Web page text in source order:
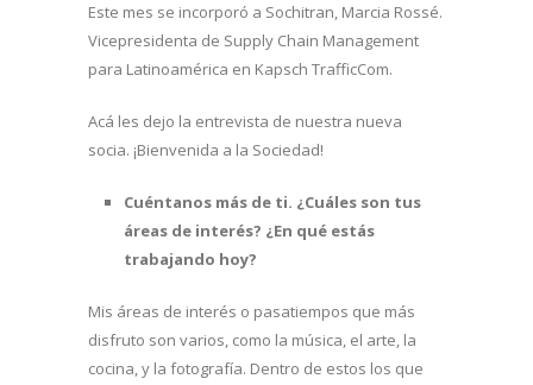
Este mes se incorporó a Sochitran, Marcia Rossé.
Vicepresidenta de Supply Chain Management
para Latinoamérica en Kapsch TrafficCom.
Acá les dejo la entrevista de nuestra nueva
socia. ¡Bienvenida a la Sociedad!
Cuéntanos más de ti. ¿Cuáles son tus
áreas de interés? ¿En qué estás
trabajando hoy?
Mis áreas de interés o pasatiempos que más
disfruto son varios, como la música, el arte, la
cocina, y la fotografía. Dentro de estos los que